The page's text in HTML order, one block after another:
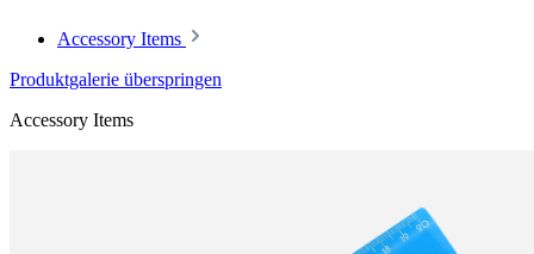
Accessory Items
Produktgalerie überspringen
Accessory Items